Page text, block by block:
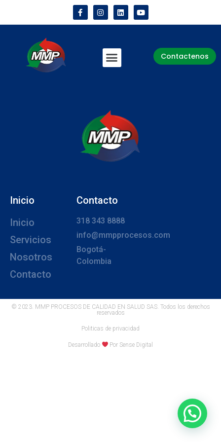
Contactenos
Inicio
Inicio
Servicios
Nosotros
Contacto
Contacto
318 343 8888
info@mmpprocesos.com
Bogotá-
Colombia
© 2023. MMP PROCESOS DE CALIDAD EN SALUD SAS. Todos los derechos
reservados
Politicas de privacidad
Desarrollado Por Sense Digital